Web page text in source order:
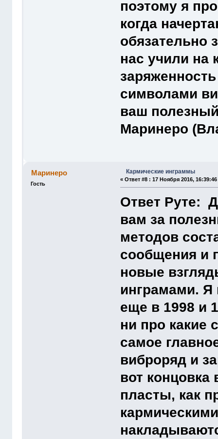
поэтому я
когда
обязательно
нас учили на
символами
ваш
Маринеро
Маринеро
Гость
Кармические инграммы
«Ответ #8 : 17 Ноября 2016, 16:39:46
Ответ Руте:
вам за
методов
сообщения и
новые
инграмами. Я
еще в 1998 и
ни про
самое
виброряд и
вот
пласты, как